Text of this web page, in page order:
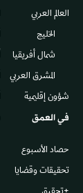
العالم العربي
الخليج
شمال أفريقيا
المشرق العربي
شؤون إقليمية
في العمق
حصاد الأسبوع
تحقيقات وقضايا